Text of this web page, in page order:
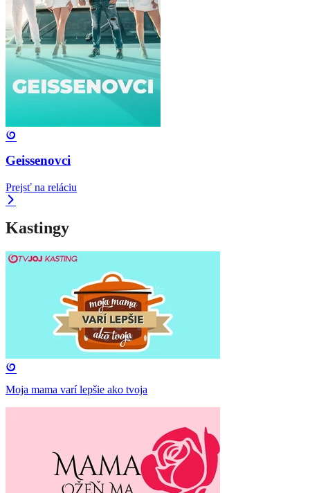
Geissenovci
Prejsť na reláciu
Kastingy
Moja mama varí lepšie ako tvoja